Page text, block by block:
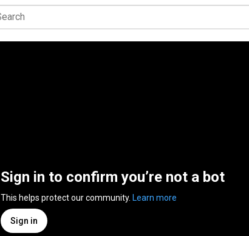
Sign in to confirm you’re not a bot
This helps protect our community. Learn more
Sign in